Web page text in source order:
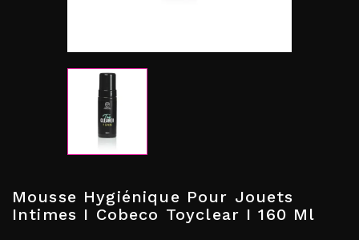
Mousse Hygiénique Pour Jouets
Intimes I Cobeco Toyclear I 160 Ml